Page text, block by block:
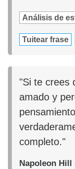
Análisis de
Tuitear frase
"Si te crees
amado y
completo."
Napoleon Hill